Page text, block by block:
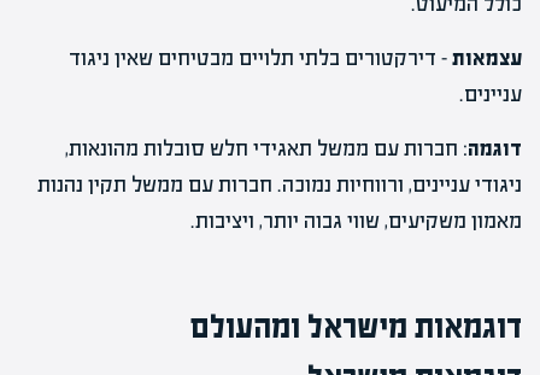
עצמאות– דירקטורים בלתי תלויים מבטיחים שאין ניגוד
עניינים.
דוגמה: חברות עם ממשל תאגידי חלש סובלות מהונאות,
ניגודי עניינים, ורווחיות נמוכה. חברות עם ממשל תקין נהנות
מאמון משקיעים, שווי גבוה יותר, ויציבות.
דוגמאות מישראל ומהעולם